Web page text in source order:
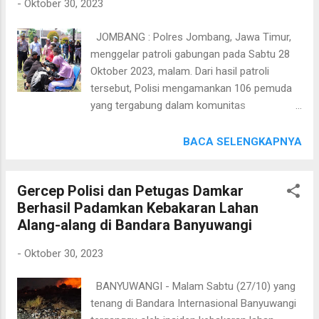
Festival Patrol Oklik ini tidak hanya sebagai
keamanan dan ketertiban masyarakat
(kamtibmas) menjelang Pemilu tahun 2024
nanti. “Selain itu juga mengedukasi terkait
kode kentongan dan pentingnya sistem
keamanan lingkungan (siskamling) melalui
ungkap AKBP Rogib, Senin (30/10). AKBP
Kapolres Bojonegoro mengajak masyarakat
Bojonegoro untuk bersama-sama menjaga
kondus...
- Oktober 30, 2023
JOMBANG : Polres Jombang, Jawa Timur,
menggelar patroli gabungan pada Sabtu 28
Oktober 2023, malam. Dari hasil patroli
tersebut, Polisi mengamankan 106 pemuda
yang tergabung dalam komunitas
Humas Polres Jombang, Iptu Putut Yuger
wilayah di Kabupaten Jombang. "Petugas
berhasil mengamankan sejumlah pemuda
yang mengatas namakan dirinya kelompok
Jombang dan Petani malam, sebanyak 106
Selanjutnya, dari 106 orang pemuda itu,
diserahkan kepada orang tua dengan
BACA SELENGKAPNYA
Gercep Polisi dan Petugas Damkar
Berhasil Padamkan Kebakaran Lahan
Alang-alang di Bandara Banyuwangi
- Oktober 30, 2023
BANYUWANGI - Malam Sabtu (27/10) yang
tenang di Bandara Internasional Banyuwangi